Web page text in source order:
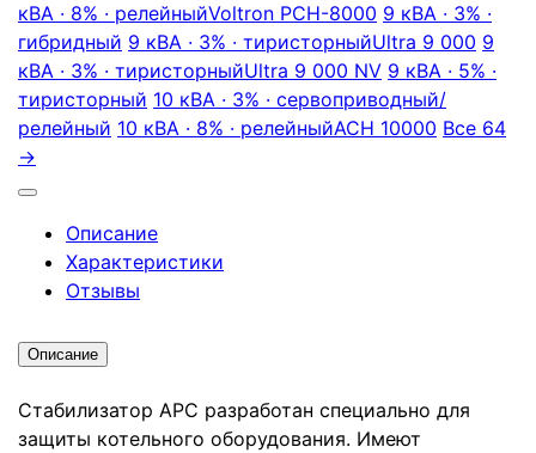
кВА · 8% · релейныйVoltron РСН-8000 9 кВА · 3% ·
гибридный 9 кВА · 3% · тиристорныйUltra 9 000 9
кВА · 3% · тиристорныйUltra 9 000 NV 9 кВА · 5% ·
тиристорный 10 кВА · 3% · сервоприводный/
релейный 10 кВА · 8% · релейныйАСН 10000 Все 64
→
Описание
Характеристики
Отзывы
Описание
Стабилизатор АРС разработан специально для
защиты котельного оборудования. Имеют